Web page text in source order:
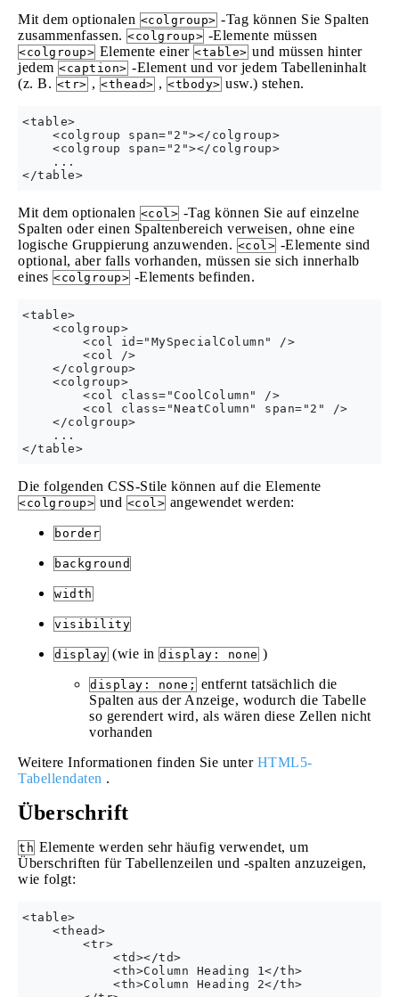
Mit dem optionalen <colgroup> -Tag können Sie Spalten
zusammenfassen. <colgroup> -Elemente müssen
<colgroup> Elemente einer <table> und müssen hinter
jedem <caption> -Element und vor jedem Tabelleninhalt
(z. B. <tr> , <thead> , <tbody> usw.) stehen.
<table>
    <colgroup span="2"></colgroup>
    <colgroup span="2"></colgroup>
    ...
Mit dem optionalen <col> -Tag können Sie auf einzelne
Spalten oder einen Spaltenbereich verweisen, ohne eine
logische Gruppierung anzuwenden. <col> -Elemente sind
optional, aber falls vorhanden, müssen sie sich innerhalb
eines <colgroup> -Elements befinden.
<table>
    <colgroup>
        <col id="MySpecialColumn" />
        <col />
    </colgroup>
    <colgroup>
        <col class="CoolColumn" />
        <col class="NeatColumn" span="2" />
    </colgroup>
    ...
Die folgenden CSS-Stile können auf die Elemente
<colgroup> und <col> angewendet werden:
border
background
width
visibility
display (wie in display: none )
display: none; entfernt tatsächlich die
Spalten aus der Anzeige, wodurch die Tabelle
so gerendert wird, als wären diese Zellen nicht
vorhanden
Weitere Informationen finden Sie unter HTML5-
Tabellendaten .
Überschrift
th Elemente werden sehr häufig verwendet, um
Überschriften für Tabellenzeilen und -spalten anzuzeigen,
wie folgt:
<table>
    <thead>
        <tr>
            <td></td>
            <th>Column Heading 1</th>
            <th>Column Heading 2</th>